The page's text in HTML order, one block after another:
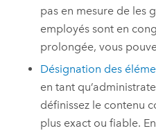
pas en mesure de les
employés sont en
prolongée, vous
Désignation des
en tant
définissez le contenu
plus exact ou fiable.